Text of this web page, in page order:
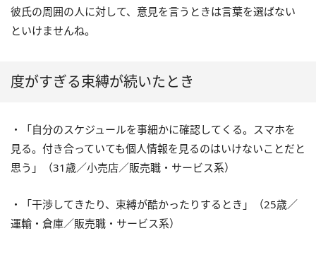
彼氏の周囲の人に対して、意見を言うときは言葉を選ばない
といけませんね。
度がすぎる束縛が続いたとき
・「自分のスケジュールを事細かに確認してくる。スマホを
見る。付き合っていても個人情報を見るのはいけないことだと
思う」（31歳／小売店／販売職・サービス系）
・「干渉してきたり、束縛が酷かったりするとき」（25歳／
運輸・倉庫／販売職・サービス系）